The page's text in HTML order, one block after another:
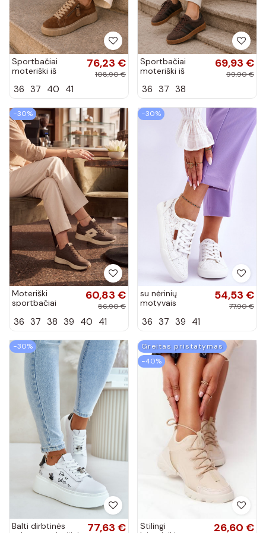
Sportbačiai
moteriški iš
su platforma
Corisa
76,23 €
108,90 €
36 37 40 41
Sportbačiai
moteriški iš
šokolado spalvos
69,93 €
99,90 €
36 37 38
−30%
Moteriški
sportbačiai
CALENTO
60,83 €
86,90 €
36 37 38 39 40 41
−30%
su nėrinių
motyvais
STAR W274925
54,53 €
77,90 €
36 37 39 41
−30%
Balti dirbtinės
77,63 €
Greitas pristatymas
−40%
Stilingi
26,60 €